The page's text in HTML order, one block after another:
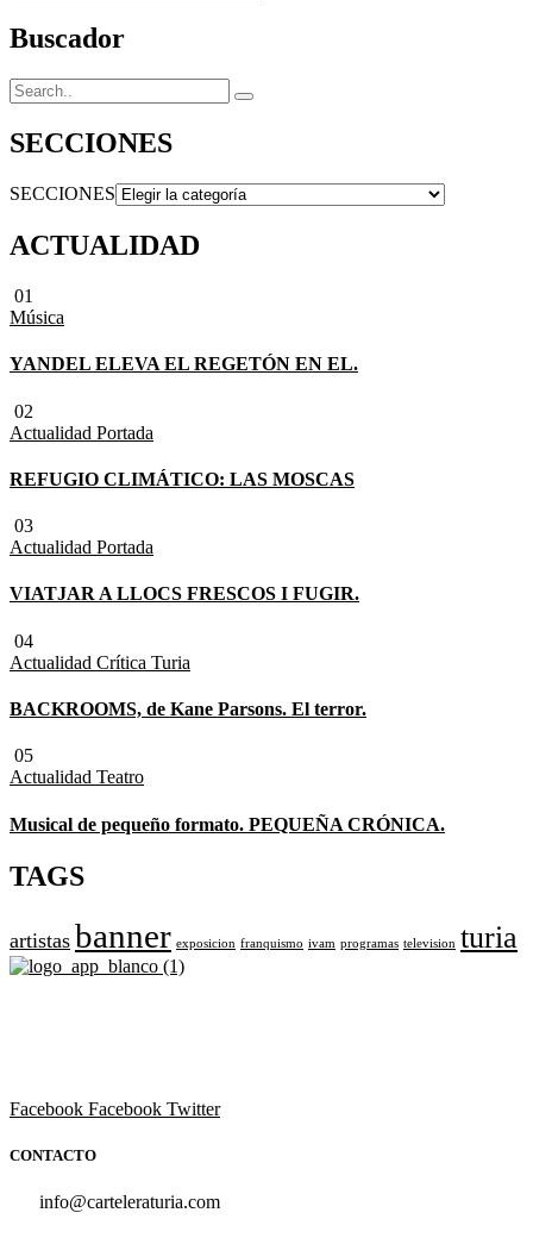
Buscador
SECCIONES
SECCIONES
ACTUALIDAD
01
Música
YANDEL ELEVA EL REGETÓN EN EL.
02
Actualidad Portada
REFUGIO CLIMÁTICO: LAS MOSCAS
03
Actualidad Portada
VIATJAR A LLOCS FRESCOS I FUGIR.
04
Actualidad Crítica Turia
BACKROOMS, de Kane Parsons. El terror.
05
Actualidad Teatro
Musical de pequeño formato. PEQUEÑA CRÓNICA.
TAGS
artistas banner exposicion franquismo ivam programas television turia
Facebook Facebook Twitter
CONTACTO
info@carteleraturia.com